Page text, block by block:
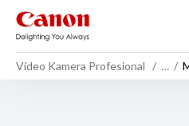
Video Kamera Profesional …